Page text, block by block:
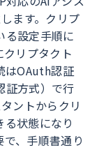
ます。クリプ
る設定手順に
リプタクト
はOAuth認証
証方式）で行
ントからクリ
状態になり
、手順書通り